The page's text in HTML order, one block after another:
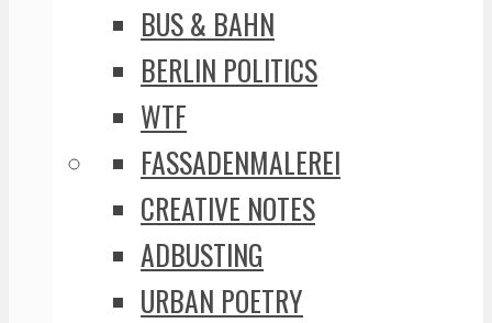
BUS & BAHN
BERLIN POLITICS
WTF
FASSADENMALEREI
CREATIVE NOTES
ADBUSTING
URBAN POETRY